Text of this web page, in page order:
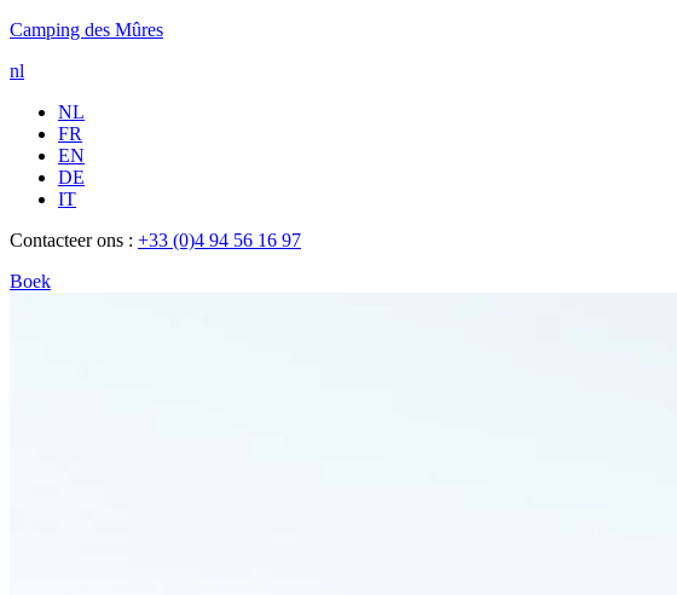
Camping des Mûres
nl
NL
FR
EN
DE
IT
Contacteer ons : +33 (0)4 94 56 16 97
Boek